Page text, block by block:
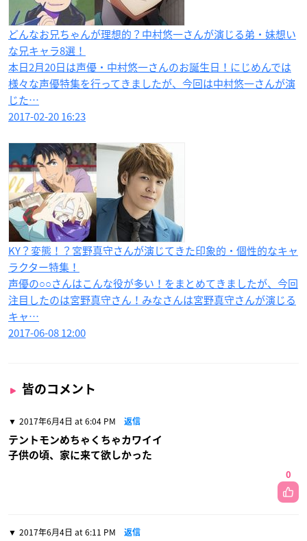
どんなお兄ちゃんが理想的？中村悠一さんが演じる弟・妹想い
な兄キャラ8選！
本日2月20日は声優・中村悠一さんのお誕生日！にじめんでは
様々な声優特集を行ってきましたが、今回は中村悠一さんが演
じた…
2017-02-20 16:23
KY？変態！？宮野真守さんが演じてきた印象的・個性的なキャ
ラクター特集！
声優の○○さんはこんな役が多い！をまとめてきましたが、今回
注目したのは宮野真守さん！みなさんは宮野真守さんが演じる
キャ…
2017-06-08 12:00
皆のコメント
2017年6月4日 at 6:04 PM 返信
テントモンめちゃくちゃカワイイ
子供の頃、家に来て欲しかった
0
2017年6月4日 at 6:11 PM 返信